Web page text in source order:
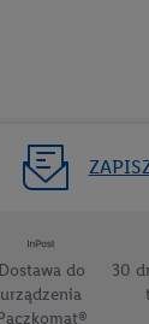
do
urządzenia
30